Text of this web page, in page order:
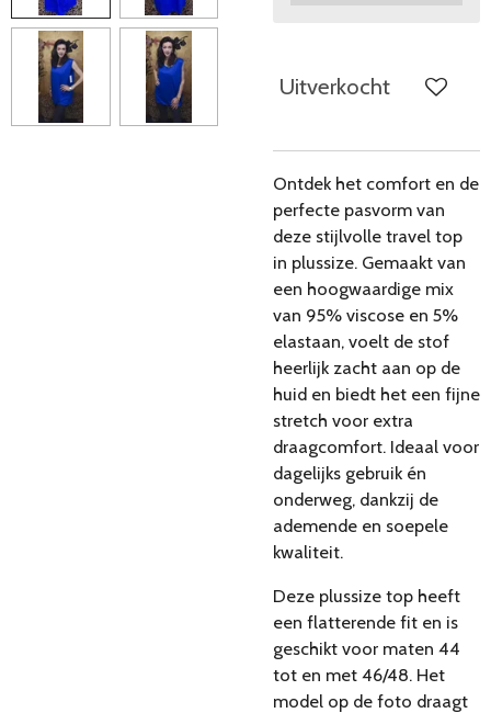
Uitverkocht
Ontdek het comfort en de
perfecte pasvorm van
deze stijlvolle travel top
in plussize. Gemaakt van
een hoogwaardige mix
van 95% viscose en 5%
elastaan, voelt de stof
heerlijk zacht aan op de
huid en biedt het een fijne
stretch voor extra
draagcomfort. Ideaal voor
dagelijks gebruik én
onderweg, dankzij de
ademende en soepele
kwaliteit.
Deze plussize top heeft
een flatterende fit en is
geschikt voor maten 44
tot en met 46/48. Het
model op de foto draagt